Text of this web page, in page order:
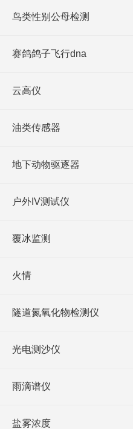
鸟类性别公母检测
赛鸽鸽子飞行dna
云高仪
油类传感器
地下动物驱逐器
户外IV测试仪
覆冰监测
火情
隧道氮氧化物检测仪
光电测沙仪
雨滴谱仪
盐雾浓度